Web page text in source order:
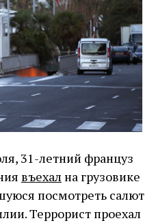
31-летний француз
въехал на грузовике
посмотреть салют
Террорист проехал